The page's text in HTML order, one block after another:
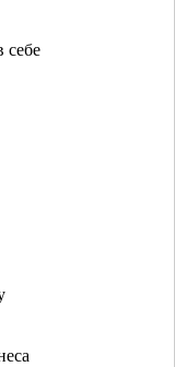
себе